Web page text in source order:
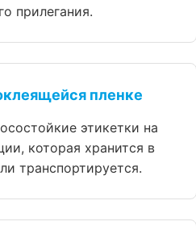
прилегания.
пленке
этикетки на
которая хранится в
транспортируется.